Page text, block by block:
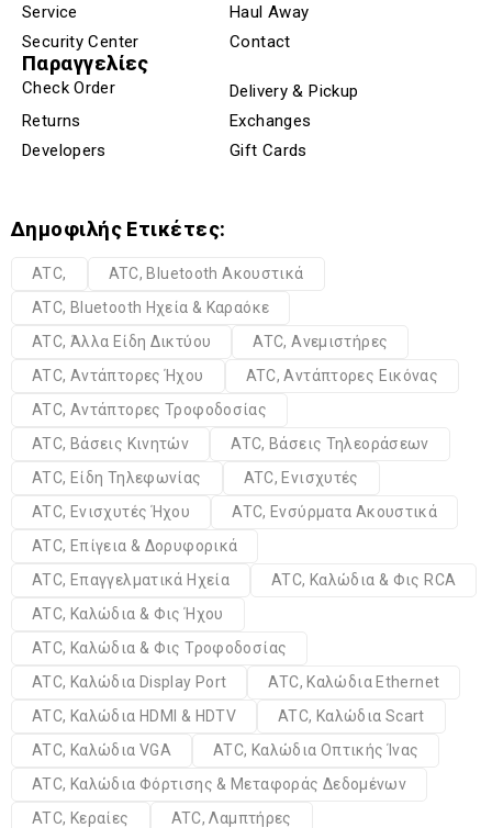
Service
Haul Away
Security Center
Contact
Παραγγελίες
Check Order
Delivery & Pickup
Returns
Exchanges
Developers
Gift Cards
Δημοφιλής Ετικέτες:
ATC,
ATC, Bluetooth Ακουστικά
ATC, Bluetooth Ηχεία & Καραόκε
ATC, Άλλα Είδη Δικτύου
ATC, Ανεμιστήρες
ATC, Αντάπτορες Ήχου
ATC, Αντάπτορες Εικόνας
ATC, Αντάπτορες Τροφοδοσίας
ATC, Βάσεις Κινητών
ATC, Βάσεις Τηλεοράσεων
ATC, Είδη Τηλεφωνίας
ATC, Ενισχυτές
ATC, Ενισχυτές Ήχου
ATC, Ενσύρματα Ακουστικά
ATC, Επίγεια & Δορυφορικά
ATC, Επαγγελματικά Ηχεία
ATC, Καλώδια & Φις RCA
ATC, Καλώδια & Φις Ήχου
ATC, Καλώδια & Φις Τροφοδοσίας
ATC, Καλώδια Display Port
ATC, Καλώδια Ethernet
ATC, Καλώδια HDMI & HDTV
ATC, Καλώδια Scart
ATC, Καλώδια VGA
ATC, Καλώδια Οπτικής Ίνας
ATC, Καλώδια Φόρτισης & Μεταφοράς Δεδομένων
ATC, Κεραίες
ATC, Λαμπτήρες